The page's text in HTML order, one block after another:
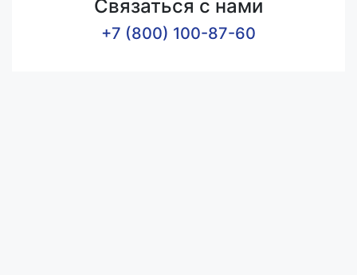
Связаться с нами
+7 (800) 100-87-60